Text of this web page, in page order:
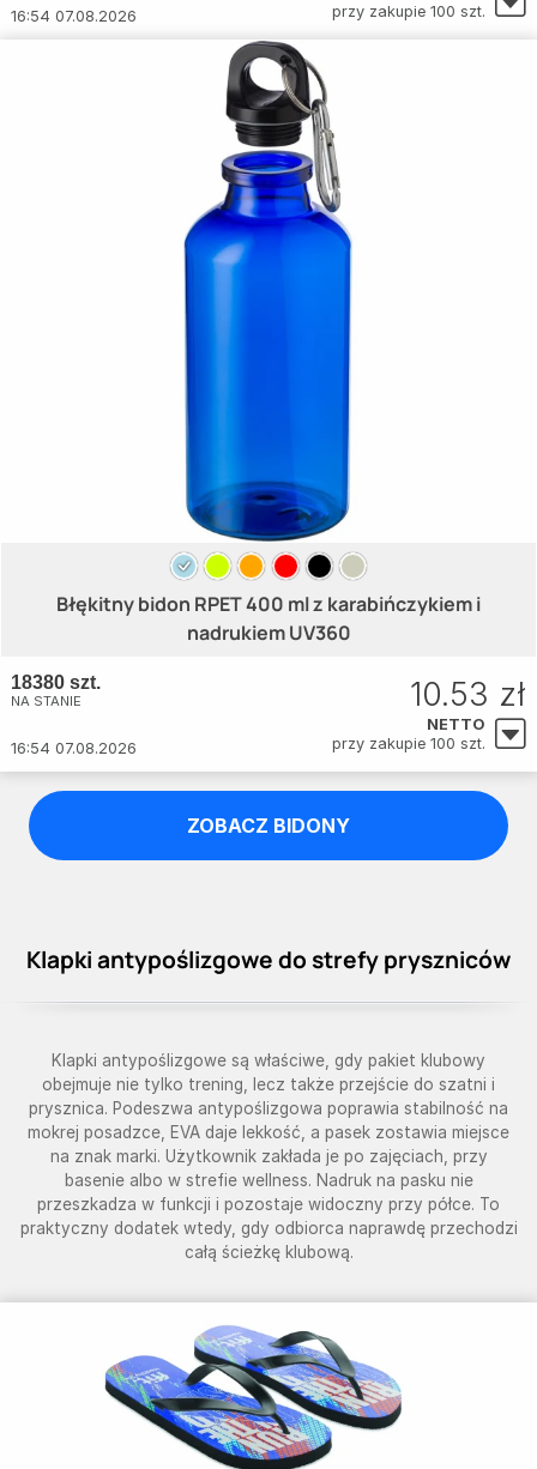
16:54 07.08.2026
przy zakupie 100 szt.
Błękitny bidon RPET 400 ml z karabińczykiem i
nadrukiem UV360
18380 szt.
NA STANIE
16:54 07.08.2026
10.53 zł
NETTO
przy zakupie 100 szt.
ZOBACZ BIDONY
Klapki antypoślizgowe do strefy pryszniców
Klapki antypoślizgowe są właściwe, gdy pakiet klubowy
obejmuje nie tylko trening, lecz także przejście do szatni i
prysznica. Podeszwa antypoślizgowa poprawia stabilność na
mokrej posadzce, EVA daje lekkość, a pasek zostawia miejsce
na znak marki. Użytkownik zakłada je po zajęciach, przy
basenie albo w strefie wellness. Nadruk na pasku nie
przeszkadza w funkcji i pozostaje widoczny przy półce. To
praktyczny dodatek wtedy, gdy odbiorca naprawdę przechodzi
całą ścieżkę klubową.